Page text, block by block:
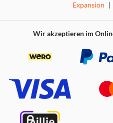
Detailliertes und
Semi-in-Ear
-Design
glänzenden Details macht
angenehmen Begleiter für
Expansion |
Wir akzeptieren im